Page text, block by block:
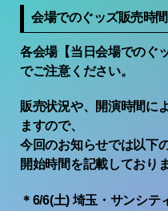
会場でのぐッズ販売時
各会場【当日会場でのぐ
でご注意ください。
販売状況や、開演時間に
ますので、
今回のお知らせでは以下
開始時間を記載しておりま
＊6/6(土) 埼玉・サンシ